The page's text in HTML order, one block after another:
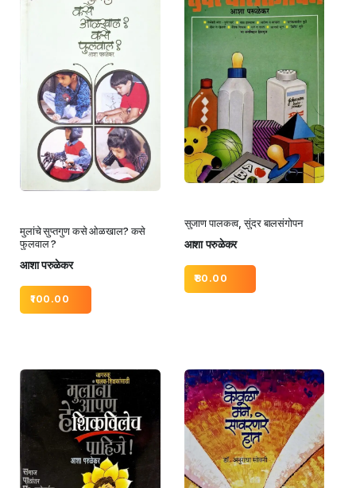
मुलांचे सुप्तगुण कसे ओळखाल? कसे
फुलवाल ?
आशा परुळेकर
100.00
सुजाण पालकत्व, सुंदर बालसंगोपन
आशा परुळेकर
80.00